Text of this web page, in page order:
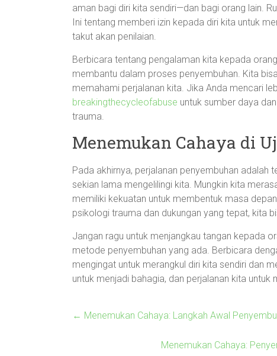
aman bagi diri kita sendiri—dan bagi orang lain.
Ini tentang memberi izin kepada diri kita untuk
takut akan penilaian.
Berbicara tentang pengalaman kita kepada
membantu dalam proses penyembuhan. Kita
memahami perjalanan kita. Jika Anda mencari
breakingthecycleofabuse untuk sumber daya
trauma.
Menemukan Cahaya di
Pada akhirnya, perjalanan penyembuhan
sekian lama mengelilingi kita. Mungkin kita
memiliki kekuatan untuk membentuk masa
psikologi trauma dan dukungan yang tepat, kita
Jangan ragu untuk menjangkau tangan kepada
metode penyembuhan yang ada. Berbicara
mengingat untuk merangkul diri kita sendiri dan
untuk menjadi bahagia, dan perjalanan kita
← Menemukan Cahaya: Langkah Awal
Menemukan Cahaya: